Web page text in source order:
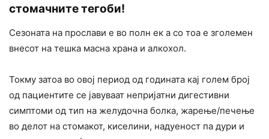
стомачните тегоби!
Сезоната на прослави е во полн ек а со тоа е зголемен
внесот на тешка масна храна и алкохол.
Токму затоа во овој период од годината кај голем број
од пациентите се јавуваат непријатни дигестивни
симптоми од тип на желудочна болка, жарење/печење
во делот на стомакот, киселини, надуеност па дури и